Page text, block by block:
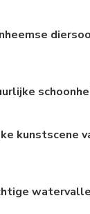
kunstscene